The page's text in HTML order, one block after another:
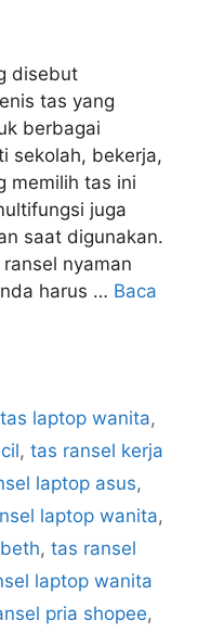
disebut
tas yang
berbagai
sekolah, bekerja,
memilih tas ini
juga
saat digunakan.
nyaman
harus … Baca
tas laptop wanita,
, tas ransel kerja
laptop asus,
laptop wanita,
, tas ransel
laptop wanita
pria shopee,